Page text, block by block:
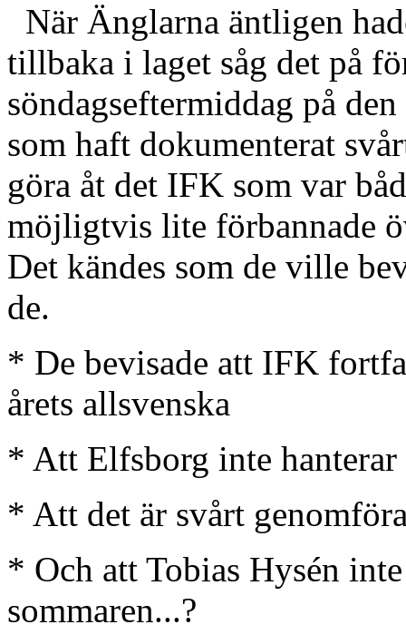
När Änglarna äntligen
tillbaka i laget såg det på
söndagseftermiddag på
som haft dokumenterat
göra åt det IFK som var
möjligtvis lite förbannade
Det kändes som de ville
de.
* De bevisade att IFK
årets allsvenska
* Att Elfsborg inte
* Att det är svårt
* Och att Tobias Hysén
sommaren...?